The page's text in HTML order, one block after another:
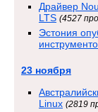
Драйвер
LTS (4527
Эстония
23 ноября
Linux (2819